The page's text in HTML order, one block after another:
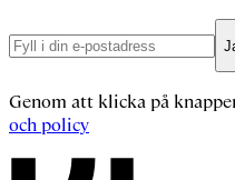
Genom att klicka på
och policy